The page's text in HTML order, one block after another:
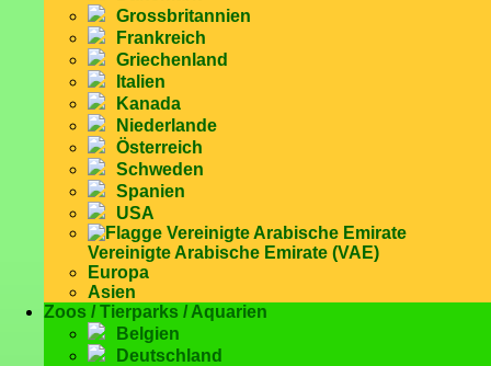
Grossbritannien
Frankreich
Griechenland
Italien
Kanada
Niederlande
Österreich
Schweden
Spanien
USA
Vereinigte Arabische Emirate (VAE)
Europa
Asien
Zoos / Tierparks / Aquarien
Belgien
Deutschland